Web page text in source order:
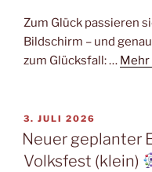
Zum Glück passieren
Bildschirm – und
zum Glücksfall: … Mehr
VERÖFFENTLICHT
AM
3. JULI 2026
Neuer geplanter
Volksfest (klein)